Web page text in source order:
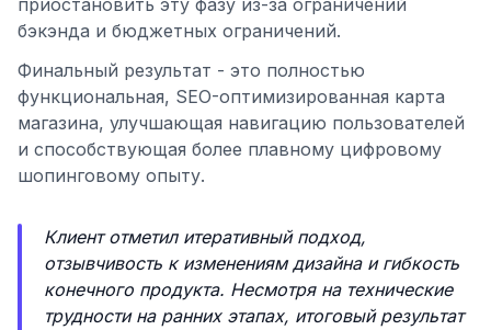
приостановить эту фазу из-за ограничений
бэкэнда и бюджетных ограничений.
Финальный результат - это полностью
функциональная, SEO-оптимизированная карта
магазина, улучшающая навигацию пользователей
и способствующая более плавному цифровому
шопинговому опыту.
Клиент отметил итеративный подход,
отзывчивость к изменениям дизайна и гибкость
конечного продукта. Несмотря на технические
трудности на ранних этапах, итоговый результат